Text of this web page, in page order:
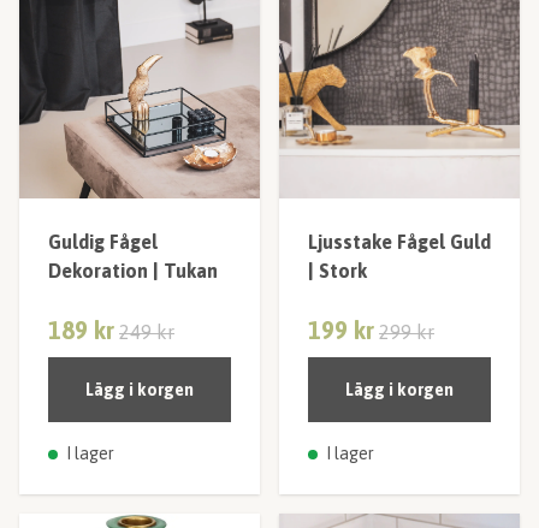
Guldig Fågel
Dekoration | Tukan
189 kr 249 kr
Lägg i korgen
I lager
Ljusstake Fågel Guld
| Stork
199 kr 299 kr
Lägg i korgen
I lager